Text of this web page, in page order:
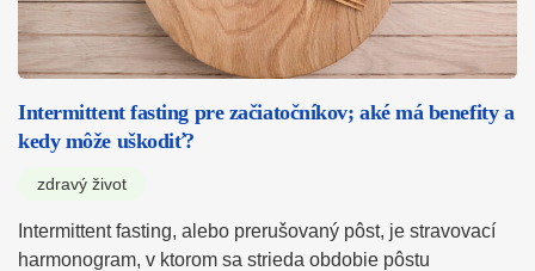
Intermittent fasting pre začiatočníkov; aké má benefity a
kedy môže uškodiť?
zdravý život
Intermittent fasting, alebo prerušovaný pôst, je stravovací
harmonogram, v ktorom sa strieda obdobie pôstu